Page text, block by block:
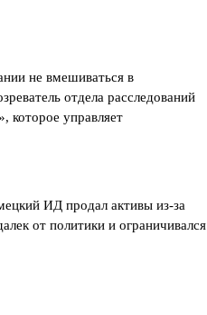
не вмешиваться в
отдела расследований
управляет
ИД продал активы из-за
от политики и ограничивался